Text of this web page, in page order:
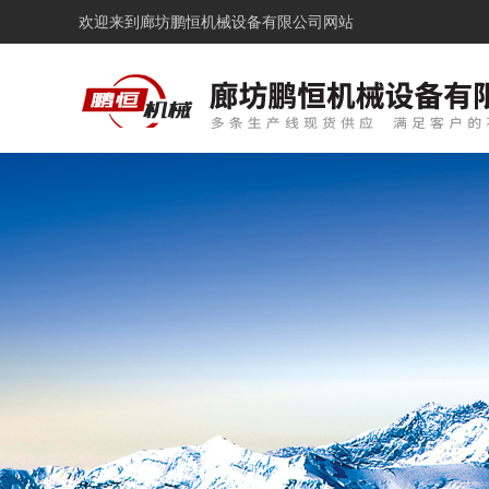
欢迎来到 廊坊鹏恒机械设备有限公司网站